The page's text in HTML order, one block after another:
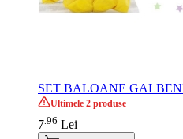
SET BALOANE
Ultimele 2 produse
7 96 Lei